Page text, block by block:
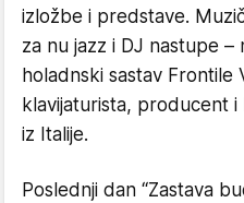
izložbe i predstave.
za nu jazz i DJ nastupe –
holadnski sastav Frontile
klavijaturista, producent
iz Italije.
Poslednji dan “Zastava